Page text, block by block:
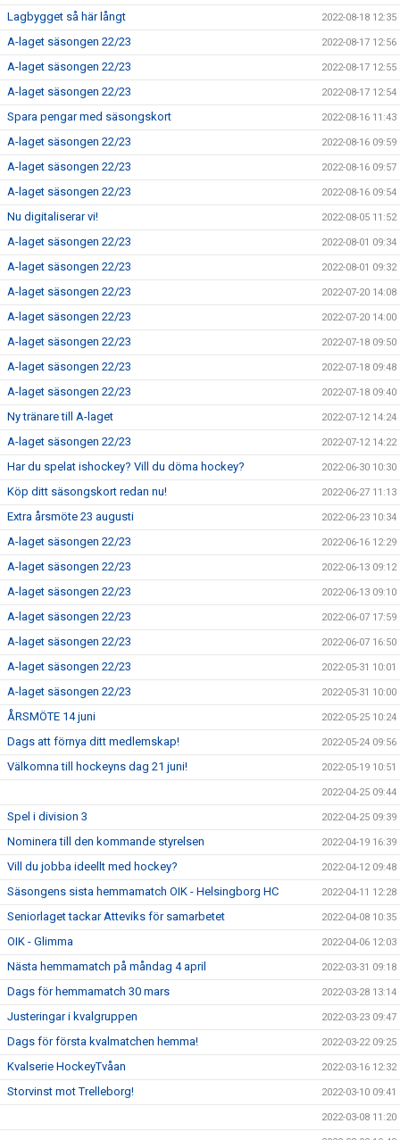
Lagbygget så här långt 2022-08-18 12:35
A-laget säsongen 22/23 2022-08-17 12:56
A-laget säsongen 22/23 2022-08-17 12:55
A-laget säsongen 22/23 2022-08-17 12:54
Spara pengar med säsongskort 2022-08-16 11:43
A-laget säsongen 22/23 2022-08-16 09:59
A-laget säsongen 22/23 2022-08-16 09:57
A-laget säsongen 22/23 2022-08-16 09:54
Nu digitaliserar vi! 2022-08-05 11:52
A-laget säsongen 22/23 2022-08-01 09:34
A-laget säsongen 22/23 2022-08-01 09:32
A-laget säsongen 22/23 2022-07-20 14:08
A-laget säsongen 22/23 2022-07-20 14:00
A-laget säsongen 22/23 2022-07-18 09:50
A-laget säsongen 22/23 2022-07-18 09:48
A-laget säsongen 22/23 2022-07-18 09:40
Ny tränare till A-laget 2022-07-12 14:24
A-laget säsongen 22/23 2022-07-12 14:22
Har du spelat ishockey? Vill du döma hockey? 2022-06-30 10:30
Köp ditt säsongskort redan nu! 2022-06-27 11:13
Extra årsmöte 23 augusti 2022-06-23 10:34
A-laget säsongen 22/23 2022-06-16 12:29
A-laget säsongen 22/23 2022-06-13 09:12
A-laget säsongen 22/23 2022-06-13 09:10
A-laget säsongen 22/23 2022-06-07 17:59
A-laget säsongen 22/23 2022-06-07 16:50
A-laget säsongen 22/23 2022-05-31 10:01
A-laget säsongen 22/23 2022-05-31 10:00
ÅRSMÖTE 14 juni 2022-05-25 10:24
Dags att förnya ditt medlemskap! 2022-05-24 09:56
Välkomna till hockeyns dag 21 juni! 2022-05-19 10:51
2022-04-25 09:44
Spel i division 3 2022-04-25 09:39
Nominera till den kommande styrelsen 2022-04-19 16:39
Vill du jobba ideellt med hockey? 2022-04-12 09:48
Säsongens sista hemmamatch OIK - Helsingborg HC 2022-04-11 12:28
Seniorlaget tackar Atteviks för samarbetet 2022-04-08 10:35
OIK - Glimma 2022-04-06 12:03
Nästa hemmamatch på måndag 4 april 2022-03-31 09:18
Dags för hemmamatch 30 mars 2022-03-28 13:14
Justeringar i kvalgruppen 2022-03-23 09:47
Dags för första kvalmatchen hemma! 2022-03-22 09:25
Kvalserie HockeyTvåan 2022-03-16 12:32
Storvinst mot Trelleborg! 2022-03-10 09:41
2022-03-08 11:20